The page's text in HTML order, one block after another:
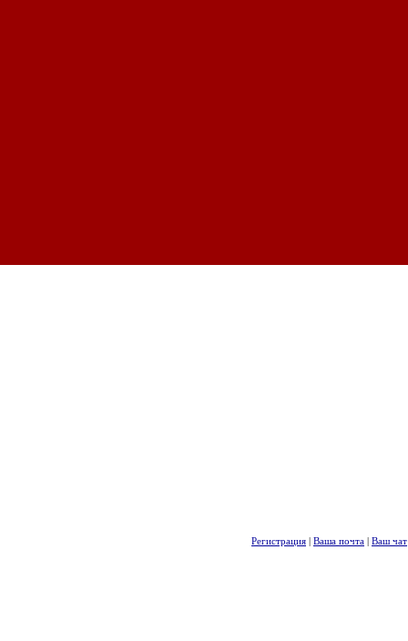
Регистрация | Ваша почта | Ваш чат